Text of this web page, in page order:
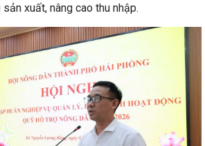
xuất, nâng cao thu nhập.